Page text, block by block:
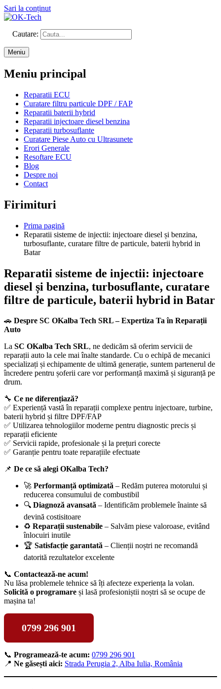
Sari la conținut
Cautare:
Meniu
Meniu principal
Reparatii ECU
Curatare filtru particule DPF / FAP
Reparatii baterii hybrid
Reparatii injectoare diesel benzina
Reparatii turbosuflante
Curatare Piese Auto cu Ultrasunete
Erori Generale
Resoftare ECU
Blog
Despre noi
Contact
Firimituri
Prima pagină
Reparatii sisteme de injectii: injectoare diesel și benzina,
turbosuflante, curatare filtre de particule, baterii hybrid in
Batar
Reparatii sisteme de injectii: injectoare
diesel și benzina, turbosuflante, curatare
filtre de particule, baterii hybrid in Batar
🚗 Despre SC OKalba Tech SRL – Expertiza Ta în Reparații
Auto
La SC OKalba Tech SRL, ne dedicăm să oferim servicii de
reparații auto la cele mai înalte standarde. Cu o echipă de mecanici
specializați și echipamente de ultimă generație, suntem partenerul de
încredere pentru șoferii care vor performanță maximă și siguranță pe
drum.
🔧 Ce ne diferențiază?
✅ Experiență vastă în reparații complexe pentru injectoare, turbine,
baterii hybrid și filtre DPF/FAP
✅ Utilizarea tehnologiilor moderne pentru diagnostic precis și
reparații eficiente
✅ Servicii rapide, profesionale și la prețuri corecte
✅ Garanție pentru toate reparațiile efectuate
📌 De ce să alegi OKalba Tech?
🚀 Performanță optimizată – Redăm puterea motorului și
reducerea consumului de combustibil
🔍 Diagnoză avansată – Identificăm problemele înainte să
devină costisitoare
♻️ Reparații sustenabile – Salvăm piese valoroase, evitând
înlocuiri inutile
🏆 Satisfacție garantată – Clienții noștri ne recomandă
datorită rezultatelor excelente
📞 Contactează-ne acum!
Nu lăsa problemele tehnice să îți afecteze experiența la volan.
Solicită o programare și lasă profesioniștii noștri să se ocupe de
mașina ta!
0799 296 901
📞 Programează-te acum: 0799 296 901
📍 Ne găsești aici: Strada Perugia 2, Alba Iulia, România